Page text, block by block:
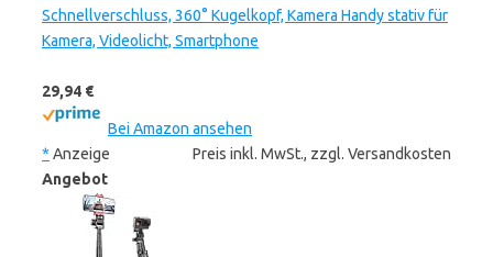
Schnellverschluss, 360° Kugelkopf, Kamera Handy stativ für
Kamera, Videolicht, Smartphone
29,94 €
Bei Amazon ansehen
* Anzeige
Preis inkl. MwSt., zzgl. Versandkosten
Angebot